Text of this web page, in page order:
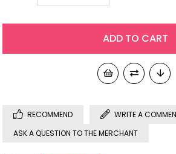
RECOMMEND
WRITE A
ASK A QUESTION TO THE MERCHANT